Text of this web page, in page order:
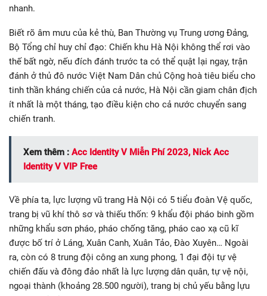
nhanh.
Biết rõ âm mưu của kẻ thù, Ban Thường vụ Trung ương Đảng,
Bộ Tổng chỉ huy chỉ đạo: Chiến khu Hà Nội không thể rơi vào
thế bất ngờ, nếu đích đánh trước ta có thể quật lại ngay, trận
đánh ở thủ đô nước Việt Nam Dân chủ Cộng hoà tiêu biểu cho
tinh thần kháng chiến của cả nước, Hà Nội cần giam chân địch
ít nhất là một tháng, tạo điều kiện cho cả nước chuyển sang
chiến tranh.
Xem thêm : Acc Identity V Miễn Phí 2023, Nick Acc
Identity V VIP Free
Về phía ta, lực lượng vũ trang Hà Nội có 5 tiểu đoàn Vệ quốc,
trang bị vũ khí thô sơ và thiếu thốn: 9 khẩu đội pháo binh gồm
những khẩu sơn pháo, pháo chống tăng, pháo cao xạ cũ kĩ
được bố trí ở Láng, Xuân Canh, Xuân Tảo, Đào Xuyên… Ngoài
ra, còn có 8 trung đội công an xung phong, 1 đại đội tự vệ
chiến đấu và đông đảo nhất là lực lượng dân quân, tự vệ nội,
ngoại thành (khoảng 28.500 người), trang bị chủ yếu bằng lựu